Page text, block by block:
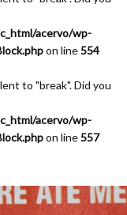
acervo/wp-
on line554
to "break". Did you
acervo/wp-
on line557
Edição - 1995